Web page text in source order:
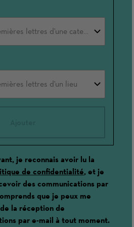
je reconnais avoir lu la
de confidentialité, et je
des communications par
que je peux me
la réception de
par e-mail à tout moment.